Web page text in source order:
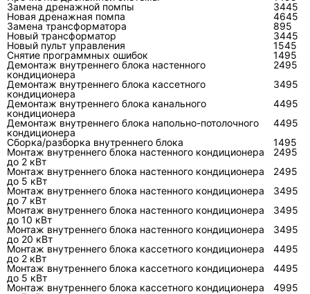
при доказанном недовесе после корректных
измерений.
Давление само по себе не определяет точную
массу хладагента: оно зависит от
температуры, режима, тепловой нагрузки и
типа вещества. На наружном блоке
указываются марка и заводская масса
хладагента, а для удлинённой трассы
производитель может задавать добавку на
метр. Поэтому мастер сверяет шильдик, длину
трассы и сервисные данные. Работы с
контуром должны включать проверку
герметичности; при ремонте трассы уместна
отдельнаядиагностика фреоновой
магистрали.
Практический критерий:если
Замена дренажной помпы
3445
Новая дренажная помпа
4645
Замена трансформатора
895
Новый трансформатор
3445
Новый пульт управления
1545
Снятие программных ошибок
1495
Демонтаж внутреннего блока настенного
кондиционера
2495
Демонтаж внутреннего блока кассетного
кондиционера
3495
Демонтаж внутреннего блока канального
кондиционера
4495
Демонтаж внутреннего блока напольно-потолочного
кондиционера
4495
Сборка/разборка внутреннего блока
1495
Монтаж внутреннего блока настенного кондиционера
до 2 кВт
2495
Монтаж внутреннего блока настенного кондиционера
до 5 кВт
2495
Монтаж внутреннего блока настенного кондиционера
до 7 кВт
3495
Монтаж внутреннего блока настенного кондиционера
до 10 кВт
3495
Монтаж внутреннего блока настенного кондиционера
до 20 кВт
3495
Монтаж внутреннего блока кассетного кондиционера
до 2 кВт
4495
Монтаж внутреннего блока кассетного кондиционера
до 5 кВт
4495
Монтаж внутреннего блока кассетного кондиционера
4995